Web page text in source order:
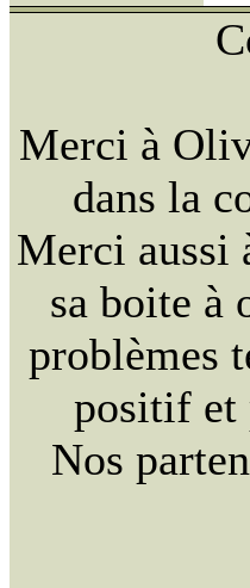
Merci à
dans la
Merci aussi
sa boite à
problèmes
positif et
Nos